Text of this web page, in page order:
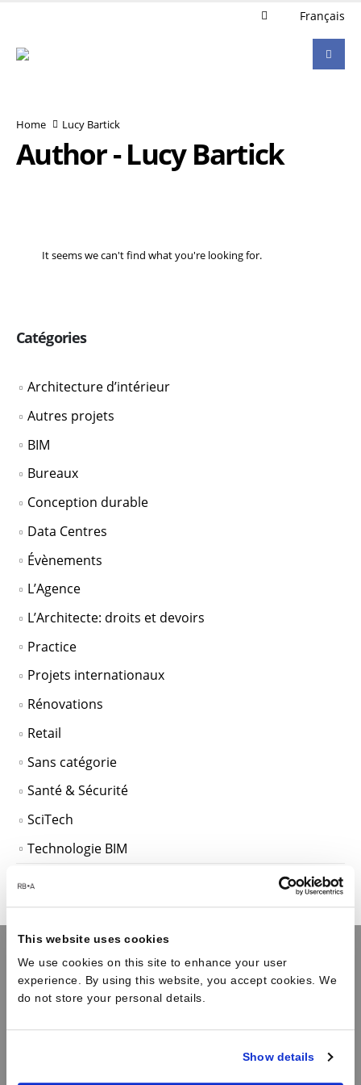
This website uses cookies
We use cookies on this site to enhance your user
experience. By using this website, you accept cookies. We
do not store your personal details.
Show details
Français
Author - Lucy Bartick
Home Lucy Bartick
It seems we can't find what you're looking for.
Catégories
Architecture d’intérieur
Autres projets
BIM
Bureaux
Conception durable
Data Centres
Évènements
L’Agence
L’Architecte: droits et devoirs
Practice
Projets internationaux
Rénovations
Retail
Sans catégorie
Santé & Sécurité
SciTech
Technologie BIM
L’Agence
architecturaux à forte technicité et est spécialisée dans le secteur des